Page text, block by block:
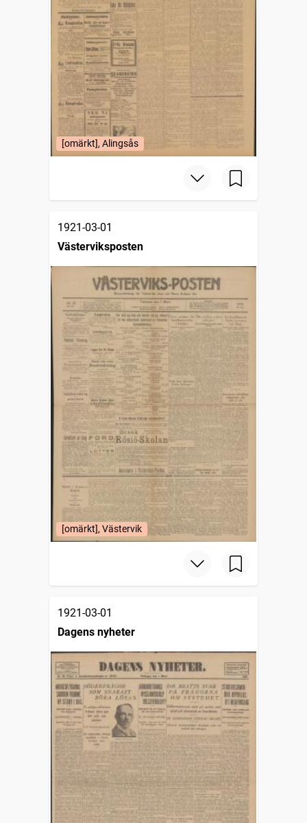
[omärkt], Alingsås
1921-03-01
Västerviksposten
[omärkt], Västervik
1921-03-01
Dagens nyheter